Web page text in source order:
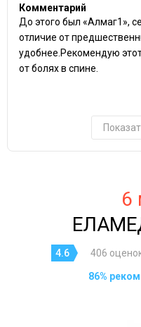
Комментарий
До этого был «Алмаг1»,
отличие от
удобнее.Рекомендую
от болях в спине.
6
4.6 406
86%